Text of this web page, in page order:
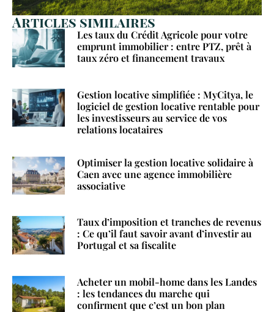
Articles similaires
Les taux du Crédit Agricole pour votre
emprunt immobilier : entre PTZ, prêt à
taux zéro et financement travaux
Gestion locative simplifiée : MyCitya, le
logiciel de gestion locative rentable pour
les investisseurs au service de vos
relations locataires
Optimiser la gestion locative solidaire à
Caen avec une agence immobilière
associative
Taux d’imposition et tranches de revenus
: Ce qu’il faut savoir avant d’investir au
Portugal et sa fiscalite
Acheter un mobil-home dans les Landes
: les tendances du marche qui
confirment que c’est un bon plan